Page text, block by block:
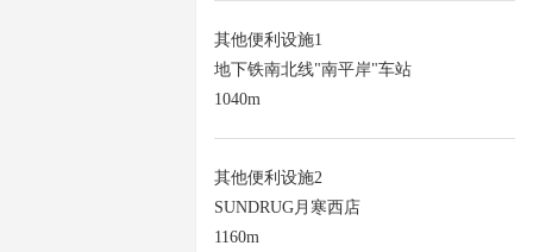
其他便利设施1
地下铁南北线"南平岸"车站
1040m
其他便利设施2
SUNDRUG月寒西店
1160m